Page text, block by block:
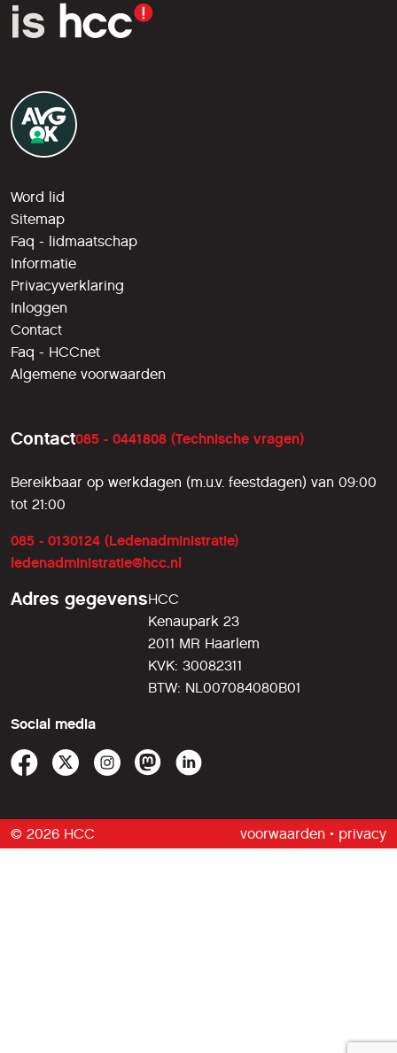
Word lid
Sitemap
Faq - lidmaatschap
Informatie
Privacyverklaring
Inloggen
Contact
Faq - HCCnet
Algemene voorwaarden
Contact085 - 0441808 (Technische vragen)
Bereikbaar op werkdagen (m.u.v. feestdagen) van 09:00
tot 21:00
085 - 0130124 (Ledenadministratie)
ledenadministratie@hcc.nl
Adres gegevensHCC
Kenaupark 23
2011 MR Haarlem
KVK: 30082311
BTW: NL007084080B01
Social media
© 2026 HCC voorwaarden • privacy